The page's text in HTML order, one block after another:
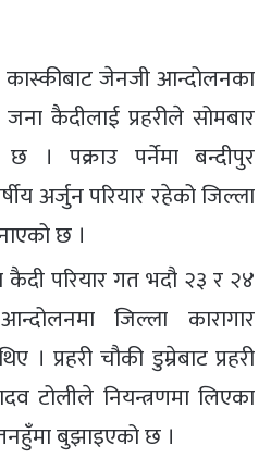
कास्कीबाट जेनजी आन्दोलनका
कैदीलाई प्रहरीले सोमबार
। पक्राउ पर्नेमा बन्दीपुर
अर्जुन परियार रहेको जिल्ला
छ ।
परियार गत भदौ २३ र २४
जिल्ला कारागार
। प्रहरी चौकी डुम्रेबाट प्रहरी
टोलीले नियन्त्रणमा लिएका
बुझाइएको छ ।